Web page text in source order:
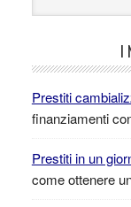
questo
I
Prestiti
finanziamenti
Prestiti in un
come ottenere